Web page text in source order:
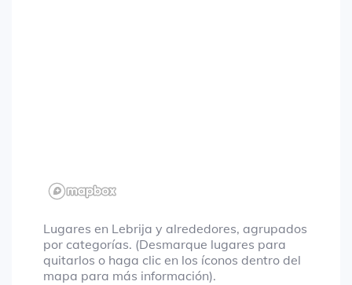
Lugares en Lebrija y alrededores, agrupados
por categorías. (Desmarque lugares para
quitarlos o haga clic en los íconos dentro del
mapa para más información).